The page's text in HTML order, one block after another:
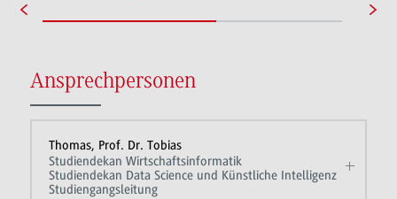
Ansprechpersonen
Thomas, Prof. Dr. Tobias
Studiendekan Wirtschaftsinformatik
Studiendekan Data Science und Künstliche Intelligenz
Studiengangsleitung